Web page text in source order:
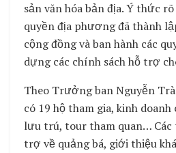
sản văn hóa bản địa. Ý thức
quyền địa phương đã thành
cộng đồng và ban hành các
dựng các chính sách hỗ trợ
Theo Trưởng ban Nguyễn
có 19 hộ tham gia, kinh doanh
lưu trú, tour tham quan… Các
trợ về quảng bá, giới thiệu